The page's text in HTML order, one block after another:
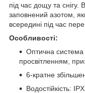
під час дощу та снігу.
заповнений азотом,
всередині під час
Особливості:
Оптична
просвітленням,
6-кратне
Водостійкість: